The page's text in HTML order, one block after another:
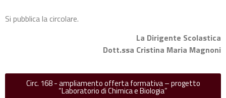
Si pubblica la circolare.
La Dirigente Scolastica
Dott.ssa Cristina Maria Magnoni
Circ. 168 - ampliamento offerta formativa – progetto
“Laboratorio di Chimica e Biologia”